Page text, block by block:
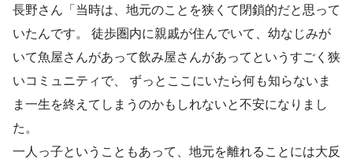
長野さん「当時は、地元のことを狭くて閉鎖的だと思って
いたんです。 徒歩圏内に親戚が住んでいて、幼なじみが
いて魚屋さんがあって飲み屋さんがあってというすごく狭
いコミュニティで、 ずっとここにいたら何も知らないま
ま一生を終えてしまうのかもしれないと不安になりまし
た。
一人っ子ということもあって、地元を離れることには大反